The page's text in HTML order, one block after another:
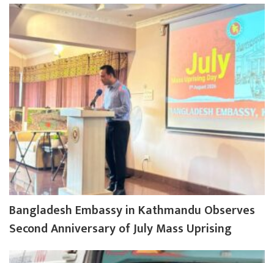
Bangladesh Embassy in Kathmandu Observes
Second Anniversary of July Mass Uprising